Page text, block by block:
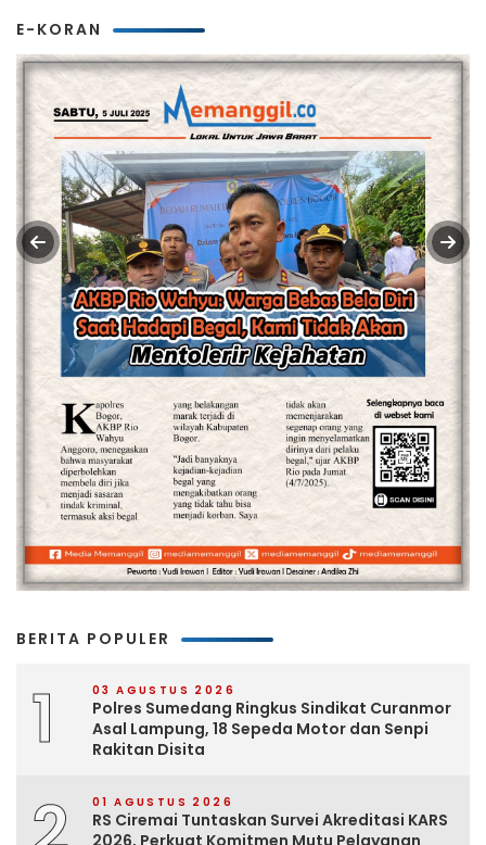
E-KORAN
BERITA POPULER
1 03 AGUSTUS 2026
Polres Sumedang Ringkus Sindikat Curanmor
Asal Lampung, 18 Sepeda Motor dan Senpi
Rakitan Disita
01 AGUSTUS 2026
RS Ciremai Tuntaskan Survei Akreditasi KARS
2026, Perkuat Komitmen Mutu Pelayanan